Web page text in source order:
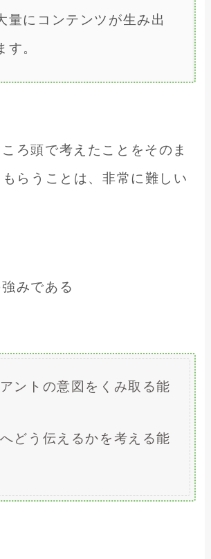
量にコンテンツが生み出
す。
ろ頭で考えたことをそのま
らうことは、非常に難しい
みである
ントの意図をくみ取る能
どう伝えるかを考える能